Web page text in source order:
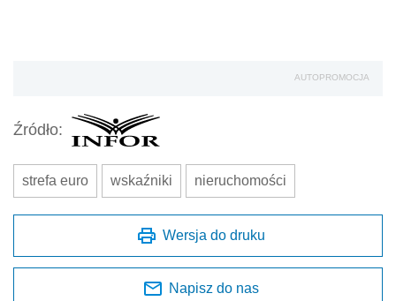
AUTOPROMOCJA
Źródło:
strefa euro wskaźniki nieruchomości
Wersja do druku
Napisz do nas